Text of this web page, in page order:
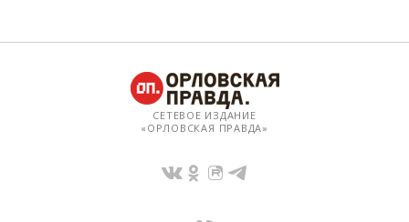
СЕТЕВОЕ ИЗДАНИЕ
«ОРЛОВСКАЯ ПРАВДА»